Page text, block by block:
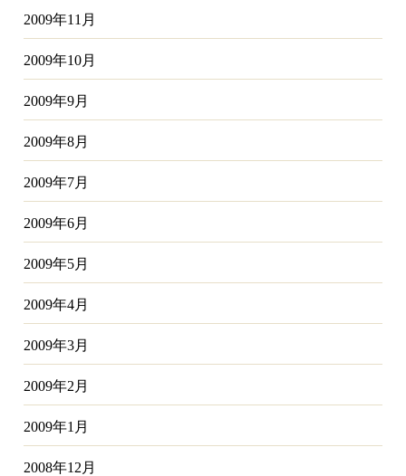
2009年11月
2009年10月
2009年9月
2009年8月
2009年7月
2009年6月
2009年5月
2009年4月
2009年3月
2009年2月
2009年1月
2008年12月